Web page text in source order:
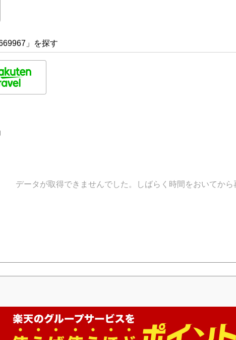
」を探す
データが取得できませんでした。しばらく時間をおいてから